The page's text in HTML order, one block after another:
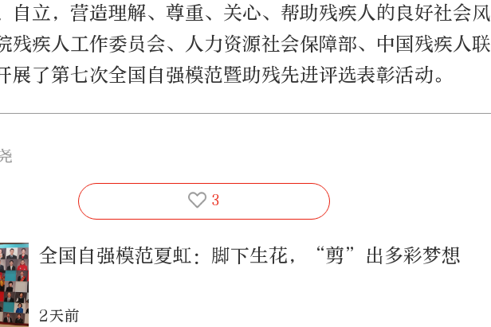
自立，营造理解、尊重、关心、帮助残疾人的良好社会风
残疾人工作委员会、人力资源社会保障部、中国残疾人联
展了第七次全国自强模范暨助残先进评选表彰活动。
3
全国自强模范夏虹：脚下生花，“剪”出多彩梦想
2天前